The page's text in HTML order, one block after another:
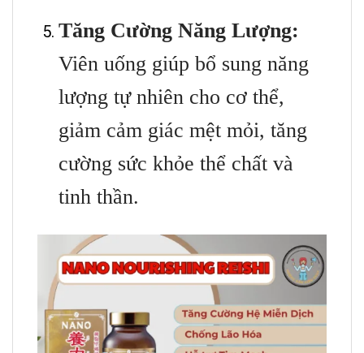
Tăng Cường Năng Lượng:
Viên uống giúp bổ sung năng
lượng tự nhiên cho cơ thể,
giảm cảm giác mệt mỏi, tăng
cường sức khỏe thể chất và
tinh thần.